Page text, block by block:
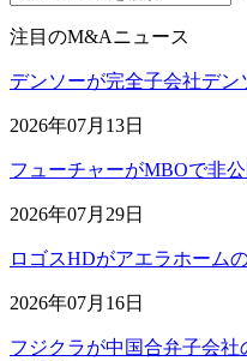
注目のM&Aニュース
デンソーが完全子会社デ
2026年07月13日
フューチャーがMBOで非
2026年07月29日
ロゴスHDがアエラホーム
2026年07月16日
フジクラが中国合弁子会